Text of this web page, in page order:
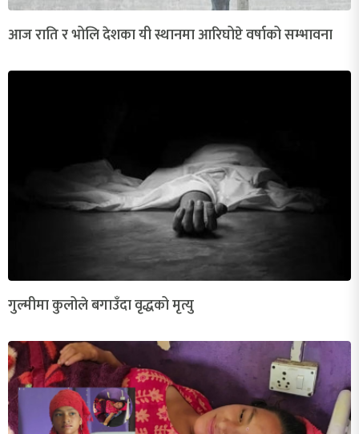
आज राति र भोलि देशका यी स्थानमा आरिघोप्टे वर्षाको सम्भावना
गुल्मीमा कुलोले बगाउँदा वृद्धको मृत्यु